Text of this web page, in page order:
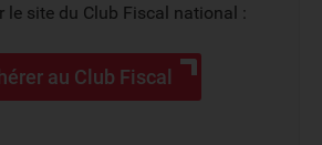
le site du Club Fiscal national :
au Club Fiscal